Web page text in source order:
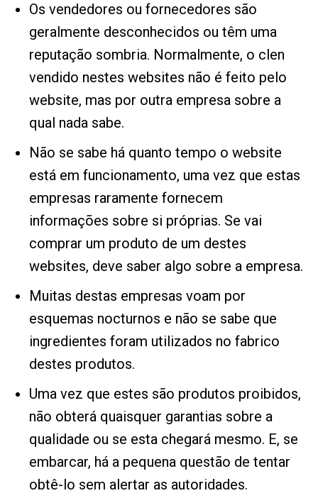
Os vendedores ou fornecedores são
geralmente desconhecidos ou têm uma
reputação sombria. Normalmente, o clen
vendido nestes websites não é feito pelo
website, mas por outra empresa sobre a
qual nada sabe.
Não se sabe há quanto tempo o website
está em funcionamento, uma vez que estas
empresas raramente fornecem
informações sobre si próprias. Se vai
comprar um produto de um destes
websites, deve saber algo sobre a empresa.
Muitas destas empresas voam por
esquemas nocturnos e não se sabe que
ingredientes foram utilizados no fabrico
destes produtos.
Uma vez que estes são produtos proibidos,
não obterá quaisquer garantias sobre a
qualidade ou se esta chegará mesmo. E, se
embarcar, há a pequena questão de tentar
obtê-lo sem alertar as autoridades.